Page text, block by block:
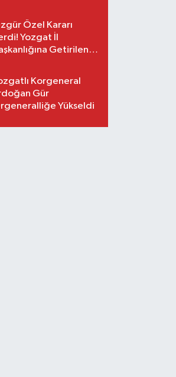
Özel Kararı
Yozgat İl
Getirilen
Korgeneral
Gür
Yükseldi